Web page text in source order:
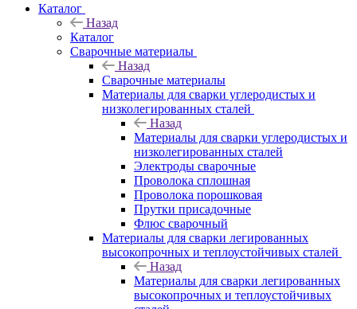
Каталог
Назад
Каталог
Сварочные материалы
Назад
Сварочные материалы
Материалы для сварки углеродистых и
низколегированных сталей
Назад
Материалы для сварки углеродистых и
низколегированных сталей
Электроды сварочные
Проволока сплошная
Проволока порошковая
Прутки присадочные
Флюс сварочный
Материалы для сварки легированных
высокопрочных и теплоустойчивых сталей
Назад
Материалы для сварки легированных
высокопрочных и теплоустойчивых